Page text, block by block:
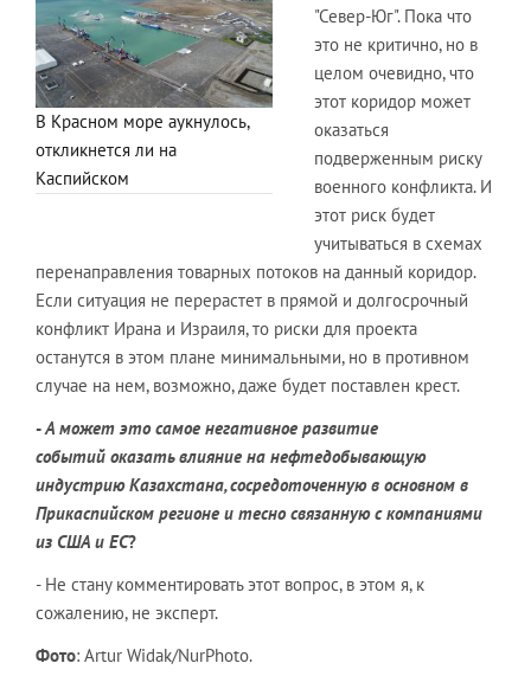
В Красном море аукнулось,
откликнется ли на
Каспийском
"Север-Юг". Пока что
это не критично, но в
целом очевидно, что
этот коридор может
оказаться
подверженным риску
военного конфликта. И
этот риск будет
учитываться в схемах
перенаправления товарных потоков на данный коридор.
Если ситуация не перерастет в прямой и долгосрочный
конфликт Ирана и Израиля, то риски для проекта
останутся в этом плане минимальными, но в противном
случае на нем, возможно, даже будет поставлен крест.
-А может это самое негативное развитие
событий оказать влияние на нефтедобывающую
индустрию Казахстана, сосредоточенную в основном в
Прикаспийском регионе и тесно связанную с компаниями
из США и ЕС?
- Не стану комментировать этот вопрос, в этом я, к
сожалению, не эксперт.
Фото: Artur Widak/NurPhoto.